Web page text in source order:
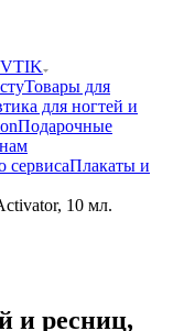
Товары для
для ногтей и
Подарочные
сервисаПлакаты и
10 мл.
и ресниц,